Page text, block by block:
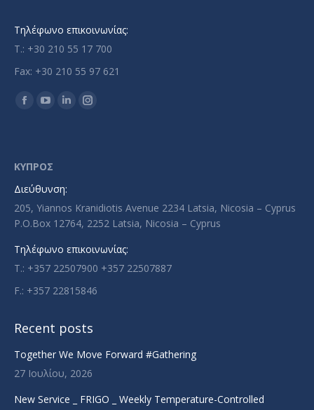
Τηλέφωνο επικοινωνίας:
T.: +30 210 55 17 700
Fax: +30 210 55 97 621
Find us on:
Facebook
in
new
YouTube
in
window
LinkedinInstagram
ΚΥΠΡΟΣ
Διεύθυνση:
205, Yiannos Kranidiotis Avenue 2234 Latsia, Nicosia – Cyprus
P.O.Box 12764, 2252 Latsia, Nicosia – Cyprus
Τηλέφωνο επικοινωνίας:
T.: +357 22507900 +357 22507887
F.: +357 22815846
Recent posts
Together We Move Forward #Gathering
27 Ιουλίου, 2026
New Service _ FRIGO _ Weekly Temperature-Controlled